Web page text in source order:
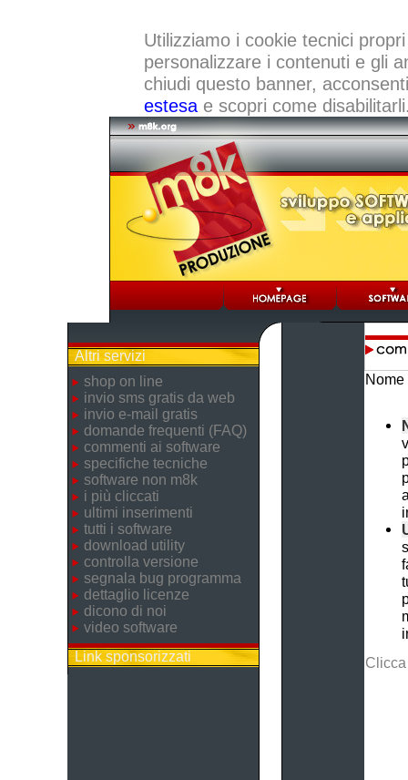
Utilizziamo i cookie tecnici
personalizzare i contenuti e gli
chiudi questo banner,
estesae scopri come
Altri servizi
shop on line
invio sms gratis da web
invio e-mail gratis
domande frequenti (FAQ)
commenti ai software
specifiche tecniche
software non m8k
i più cliccati
ultimi inserimenti
tutti i software
download utility
controlla versione
segnala bug programma
dettaglio licenze
dicono di noi
video software
Link sponsorizzati